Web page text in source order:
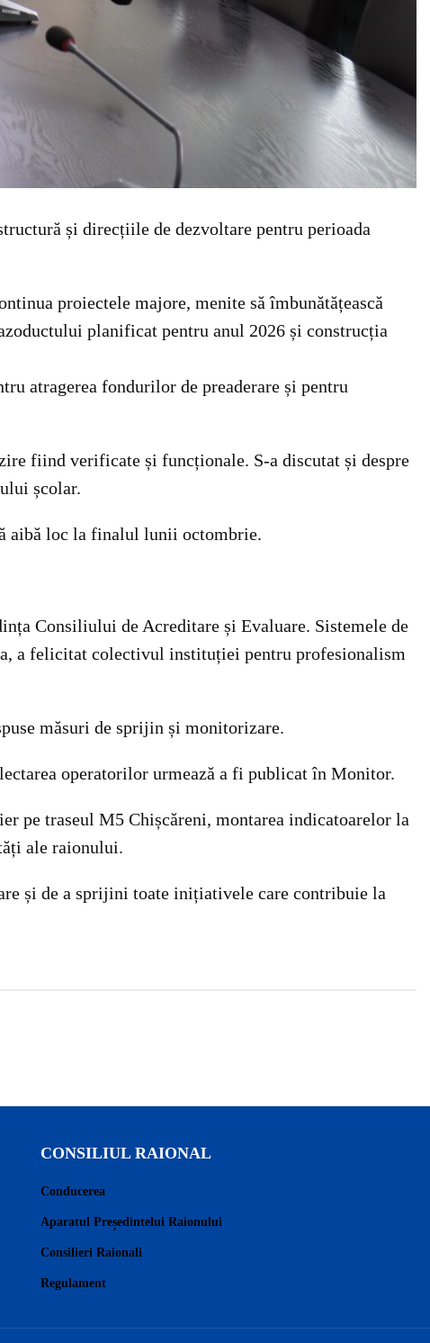
și direcțiile de dezvoltare pentru perioada
proiectele majore, menite să îmbunătățească
planificat pentru anul 2026 și construcția
atragerea fondurilor de preaderare și pentru
fiind verificate și funcționale. S-a discutat și despre
școlar.
aibă loc la finalul lunii octombrie.
Consiliului de Acreditare și Evaluare. Sistemele de
a felicitat colectivul instituției pentru profesionalism
măsuri de sprijin și monitorizare.
operatorilor urmează a fi publicat în Monitor.
pe traseul M5 Chișcăreni, montarea indicatoarelor la
ale raionului.
și de a sprijini toate inițiativele care contribuie la
CONSILIUL RAIONAL
Conducerea
Aparatul Președintelui Raionului
Consilieri Raionali
Regulament